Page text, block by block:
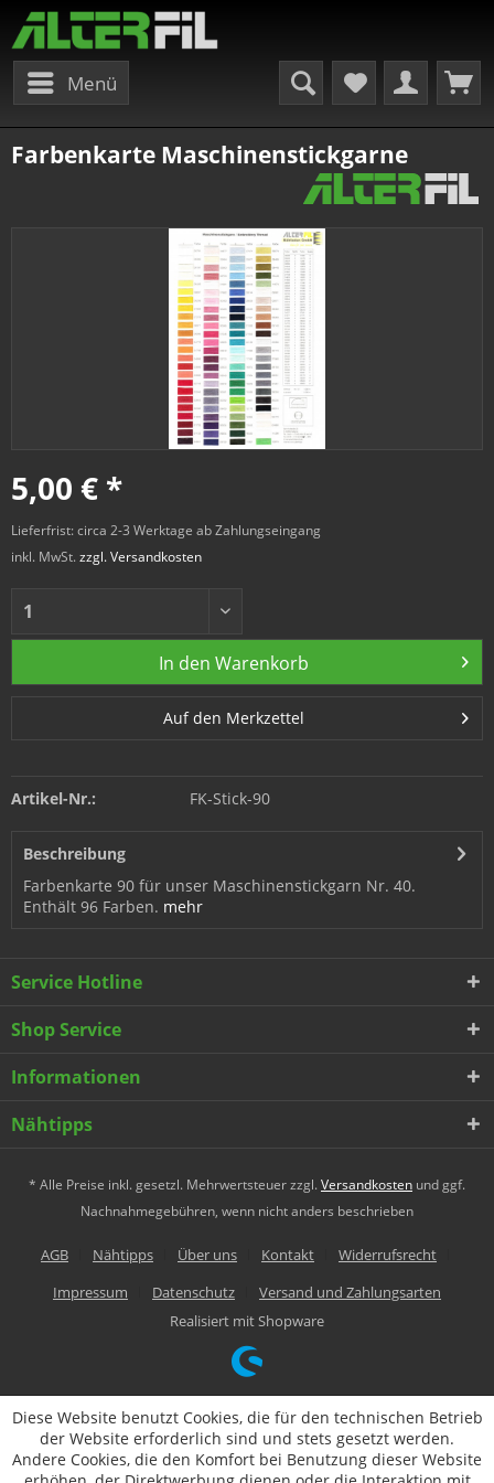
Menü
Farbenkarte Maschinenstickgarne
5,00 € *
Lieferfrist: circa 2-3 Werktage ab Zahlungseingang
inkl. MwSt. zzgl. Versandkosten
In den Warenkorb
Auf den Merkzettel
Artikel-Nr.: FK-Stick-90
Beschreibung
Farbenkarte 90 für unser Maschinenstickgarn Nr. 40.
Enthält 96 Farben. mehr
Service Hotline
Shop Service
Informationen
Nähtipps
* Alle Preise inkl. gesetzl. Mehrwertsteuer zzgl. Versandkosten und ggf.
Nachnahmegebühren, wenn nicht anders beschrieben
AGB Nähtipps Über uns Kontakt
Widerrufsrecht
Impressum
Datenschutz
Versand und Zahlungsarten
Realisiert mit Shopware
Diese Website benutzt Cookies, die für den technischen Betrieb
der Website erforderlich sind und stets gesetzt werden.
Andere Cookies, die den Komfort bei Benutzung dieser Website